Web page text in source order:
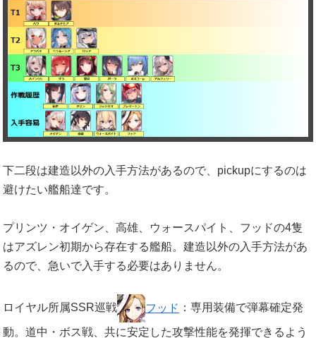
下二段は建造以外の入手方法があるので、pickupにするのは
避けたい艦船達です。
プリンツ・オイゲン、高雄、ウォースパイト、フッドの4隻
はアズレン初期から存在する艦船。建造以外の入手方法があ
るので、急いで入手する必要はありません。
ロイヤル所属SSR巡戦 フッド ：専用装備で弾幕確定発
動。道中・ボス戦、共に安定した攻撃性能を発揮できるよう